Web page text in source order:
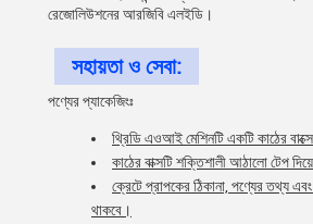
রেজোলিউশনের আরজিবি এলইডি।
সহায়তা ও সেবা:
পণ্যের প্যাকেজিংঃ
থ্রিডি এওআই মেশিনটি একটি কাঠের
কাঠের বাক্সটি শক্তিশালী আঠালো টেপ
ক্রেটে প্রাপকের ঠিকানা, পণ্যের তথ্য এবং
থাকবে।